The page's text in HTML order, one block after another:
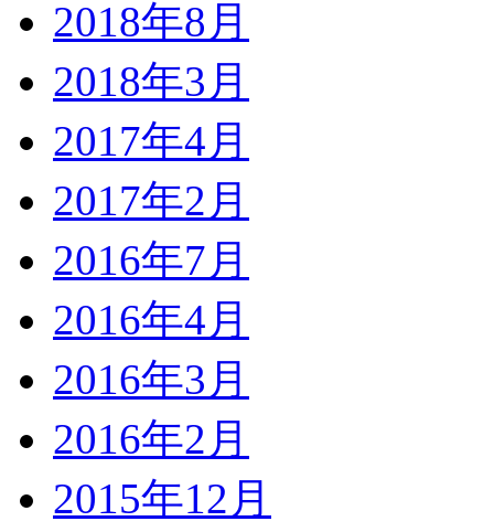
2018年8月
2018年3月
2017年4月
2017年2月
2016年7月
2016年4月
2016年3月
2016年2月
2015年12月